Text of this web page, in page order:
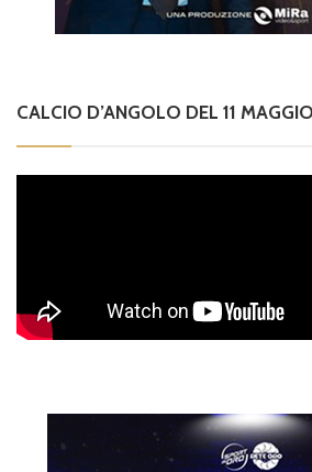
CALCIO D’ANGOLO DEL 11